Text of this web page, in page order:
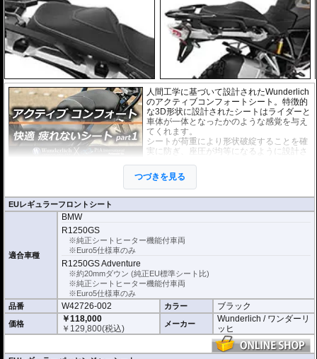
人間工学に基づいて設計されたWunderlich
のアクティブコンフォートシート。特徴的
な3D形状に設計されたシートはライダーと
車体が一体となったかのような感覚を与え
てくれます。
シートが荷重により形状破綻することを確
実に防ぎ、座圧が均等になるように設計さ
結果として背中への負担も軽減することが
でき、加速時はもちろん、減速時にも効果
を発揮します。
この快適性は、リラックスと同時にライデ
ィングの楽しさを純粋に楽しむことができ
純正シートヒーター互換の機能を持ち、そ
冬場のライディングにも高いコンフォート
性を提供します。
リアシートはショートラゲッジキャリア搭
載車両には取り付けができません。説明写真と現車をご確認の上お求め下さ
い。
つづきを見る
EUレギュラーフロントシート
適合車種
BMW
R1250GS
※純正シートヒーター機能付車両
※Euro5仕様車のみ
R1250GS Adventure
※約20mmダウン (純正EU標準シート比)
※純正シートヒーター機能付車両
※Euro5仕様車のみ
品番
W42726-002 カラー ブラック
価格
￥118,000
￥ 129,800(税込) メーカー
Wunderlich / ワンダーリ
ッヒ